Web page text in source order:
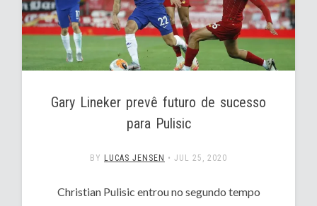
Gary Lineker prevê futuro de sucesso
para Pulisic
BY LUCAS JENSEN • JUL 25, 2020
Christian Pulisic entrou no segundo tempo